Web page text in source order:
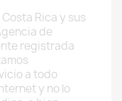
Rica y sus
de
registrada
a todo
y no lo